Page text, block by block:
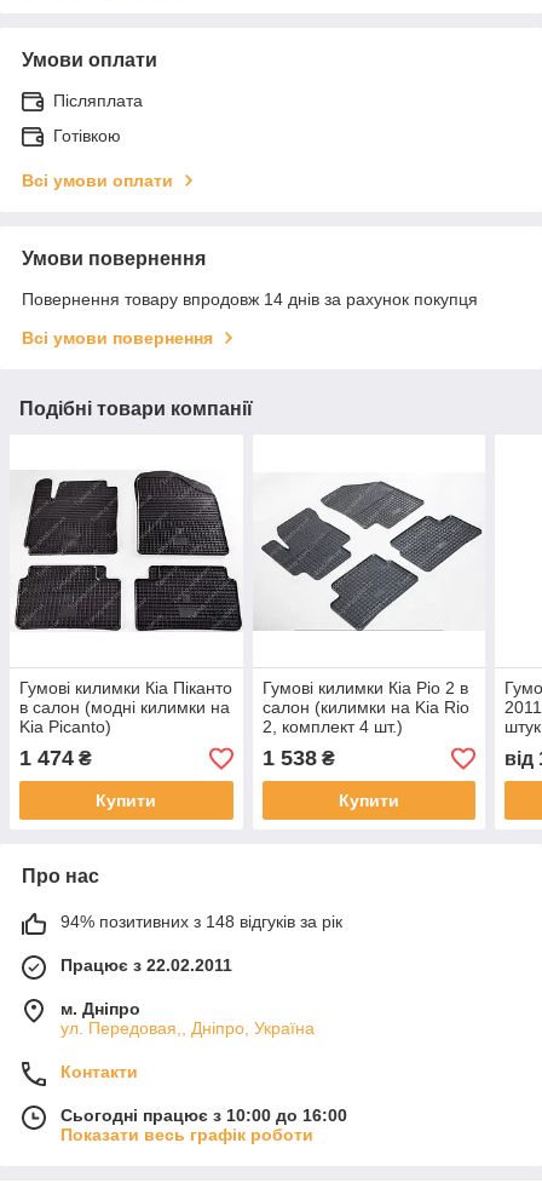
Умови оплати
Післяплата
Готівкою
Всі умови оплати
Умови повернення
Повернення товару впродовж 14 днів за рахунок покупця
Всі умови повернення
Подібні товари компанії
Гумові килимки Кіа Піканто
в салон (модні килимки на
Kia Picanto)
1 474 ₴
Купити
Гумові килимки Кіа Ріо 2 в
салон (килимки на Kia Rio
2, комплект 4 шт.)
1 538₴
Купити
від
Про нас
94% позитивних з 148 відгуків за рік
Працює з 22.02.2011
м. Дніпро
ул. Передовая,, Дніпро, Україна
Контакти
Сьогодні працює з 10:00 до 16:00
Показати весь графік роботи